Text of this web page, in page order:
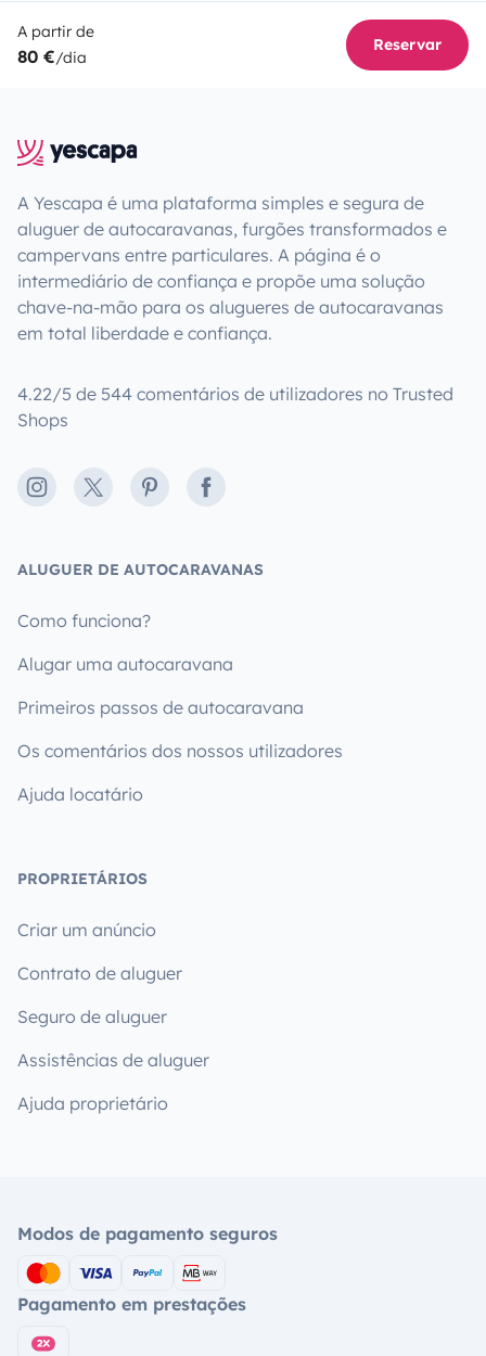
A partir de
80 €/dia
Reservar
A Yescapa é uma plataforma simples e segura de
aluguer de autocaravanas, furgões transformados e
campervans entre particulares. A página é o
intermediário de confiança e propõe uma solução
chave-na-mão para os alugueres de autocaravanas
em total liberdade e confiança.
4.22/5 de 544 comentários de utilizadores no Trusted
Shops
Instagram
X PinterestFacebook
ALUGUER DE AUTOCARAVANAS
Como funciona?
Alugar uma autocaravana
Primeiros passos de autocaravana
Os comentários dos nossos utilizadores
Ajuda locatário
PROPRIETÁRIOS
Criar um anúncio
Contrato de aluguer
Seguro de aluguer
Assistências de aluguer
Ajuda proprietário
Modos de pagamento seguros
Pagamento em prestações